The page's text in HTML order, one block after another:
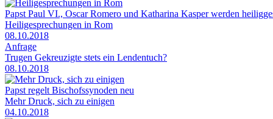
Papst Paul VI., Oscar Romero und Katharina Kasper werden
Heiligesprechungen in Rom
08.10.2018
Anfrage
Trugen Gekreuzigte stets ein Lendentuch?
08.10.2018
Papst regelt Bischofssynoden neu
Mehr Druck, sich zu einigen
04.10.2018